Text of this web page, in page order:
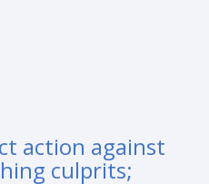
action against
culprits;